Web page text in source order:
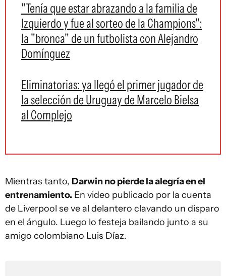
"Tenía que estar abrazando a la familia de
Izquierdo y fue al sorteo de la Champions":
la "bronca" de un futbolista con Alejandro
Domínguez
Eliminatorias: ya llegó el primer jugador de
la selección de Uruguay de Marcelo Bielsa
al Complejo
Mientras tanto, Darwin no pierde la alegría en el
entrenamiento. En video publicado por la cuenta
de Liverpool se ve al delantero clavando un disparo
en el ángulo. Luego lo festeja bailando junto a su
amigo colombiano Luis Díaz.